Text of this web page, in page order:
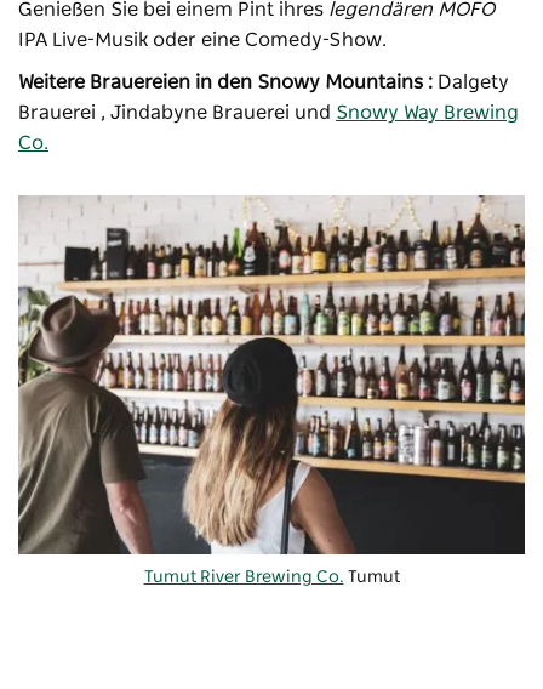
Genießen Sie bei einem Pint ihres legendären MOFO
IPA Live-Musik oder eine Comedy-Show.
Weitere Brauereien in den Snowy Mountains : Dalgety
Brauerei , Jindabyne Brauerei und Snowy Way Brewing
Co.
Tumut River Brewing Co. Tumut